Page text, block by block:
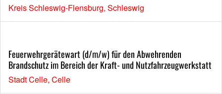
Kreis Schleswig-Flensburg, Schleswig
Feuerwehrgerätewart (d/m/w) für den Abwehrenden
Brandschutz im Bereich der Kraft- und Nutzfahrzeugwerkstatt
Stadt Celle, Celle